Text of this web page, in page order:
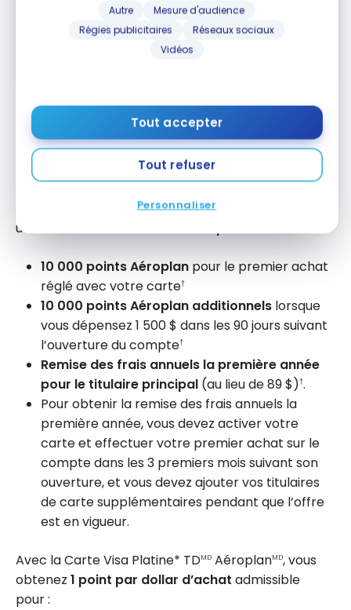
Autre
Mesure d'audience
Régies publicitaires
Réseaux sociaux
Vidéos
Tout accepter
Tout refuser
Personnaliser
Souscrire
Carte Visa Platine* TDMD
AéroplanMD
pouvez obtenir jusqu’à20 000 points Aéroplan
une
10 000 points Aéroplan pour le premier achat
réglé avec votre carte†
10 000 points Aéroplan additionnels lorsque
vous dépensez 1 500 $ dans les 90 jours suivant
l’ouverture du compte†
Remise des frais annuels la première année
pour le titulaire principal (au lieu de 89 $)†.
Pour obtenir la remise des frais annuels la
première année, vous devez activer votre
carte et effectuer votre premier achat sur le
compte dans les 3 premiers mois suivant son
ouverture, et vous devez ajouter vos titulaires
de carte supplémentaires pendant que l’offre
est en vigueur.
Avec la Carte Visa Platine* TDMD AéroplanMD, vous
obtenez 1 point par dollar d’achat admissible
pour :